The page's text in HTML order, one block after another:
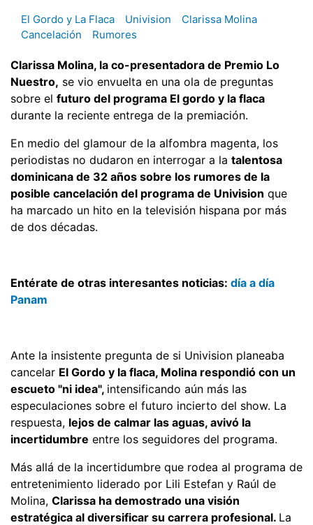
El Gordo y La Flaca Univision
Clarissa Molina
Cancelación
Rumores
Clarissa Molina, la co-presentadora de Premio Lo
Nuestro, se vio envuelta en una ola de preguntas
sobre el futuro del programa El gordo y la flaca
durante la reciente entrega de la premiación.
En medio del glamour de la alfombra magenta, los
periodistas no dudaron en interrogar a la talentosa
dominicana de 32 años sobre los rumores de la
posible cancelación del programa de Univision que
ha marcado un hito en la televisión hispana por más
de dos décadas.
Entérate de otras interesantes noticias: día a día
Panam
Ante la insistente pregunta de si Univision planeaba
cancelar El Gordo y la flaca, Molina respondió con un
escueto "ni idea", intensificando aún más las
especulaciones sobre el futuro incierto del show. La
respuesta, lejos de calmar las aguas, avivó la
incertidumbre entre los seguidores del programa.
Más allá de la incertidumbre que rodea al programa de
entretenimiento liderado por Lili Estefan y Raúl de
Molina, Clarissa ha demostrado una visión
estratégica al diversificar su carrera profesional. La